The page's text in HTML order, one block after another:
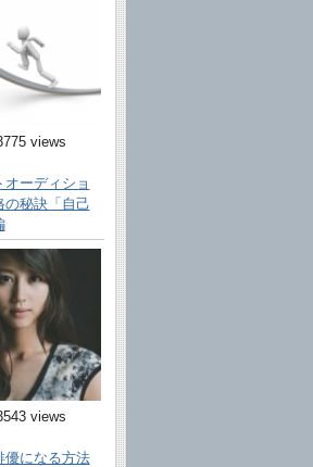
views
オーディショ
の秘訣「自己
views
優になる方法